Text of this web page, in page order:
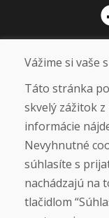
Vážime si vaše
Táto stránka
skvelý zážitok
informácie
Nevyhnutné
súhlasíte s
nachádzajú na
tlačidlom